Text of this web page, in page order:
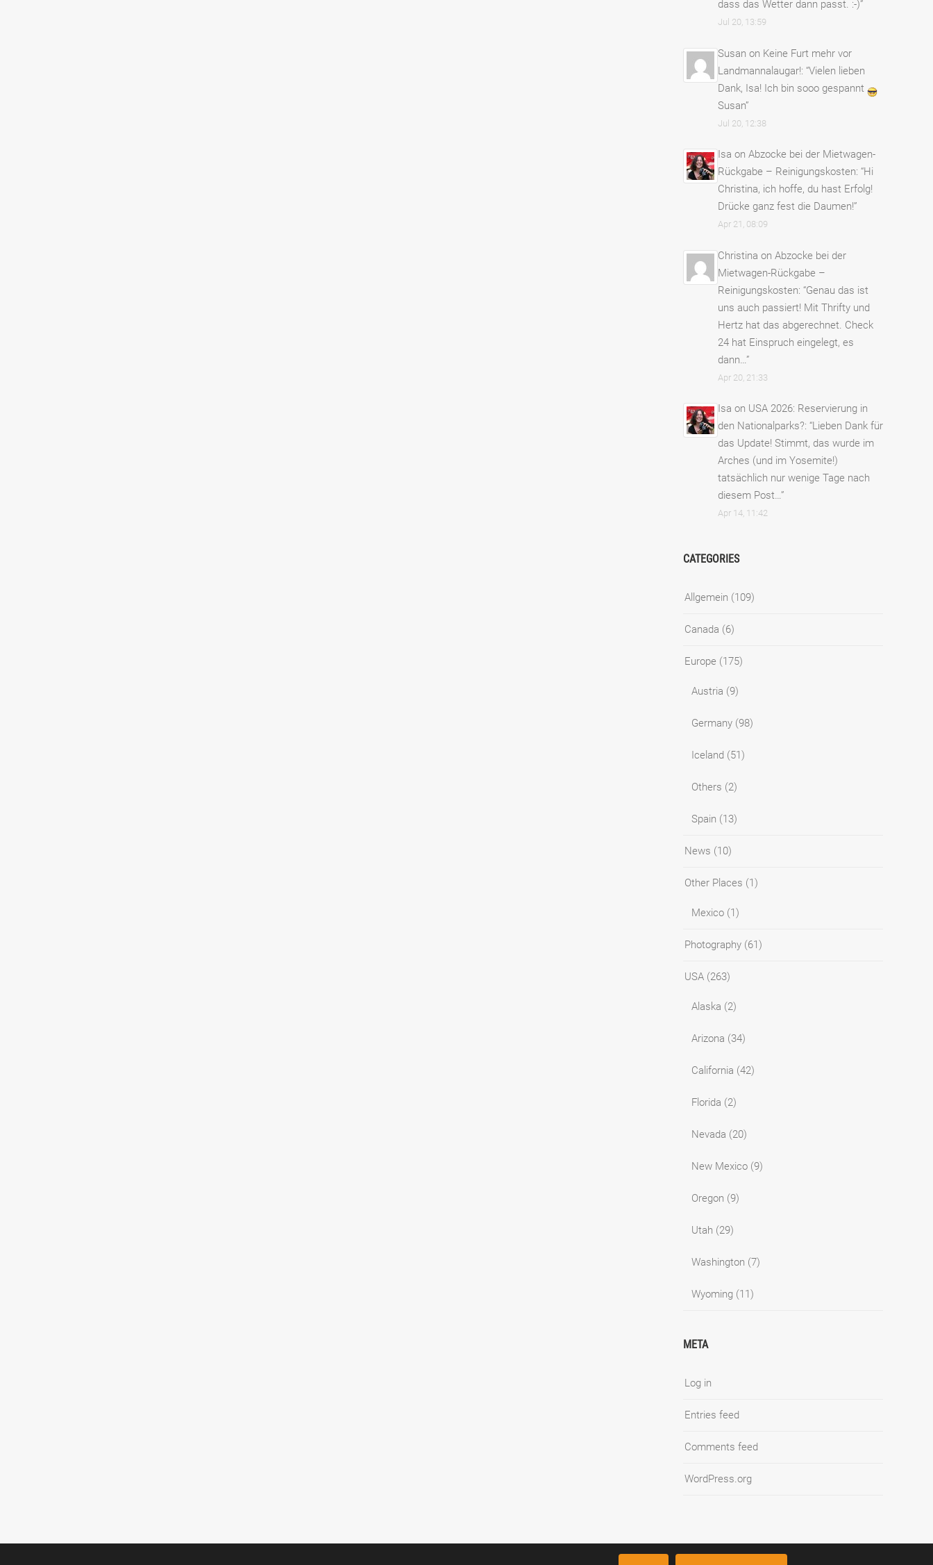
dass das Wetter dann passt. :-)”
Jul 20, 13:59
Susan on Keine Furt mehr vor
Landmannalaugar!: “Vielen lieben
Dank, Isa! Ich bin sooo gespannt
Susan”
Jul 20, 12:38
Isa on Abzocke bei der Mietwagen-
Rückgabe – Reinigungskosten: “Hi
Christina, ich hoffe, du hast Erfolg!
Drücke ganz fest die Daumen!”
Apr 21, 08:09
Christina on Abzocke bei der
Mietwagen-Rückgabe –
Reinigungskosten: “Genau das ist
uns auch passiert! Mit Thrifty und
Hertz hat das abgerechnet. Check
24 hat Einspruch eingelegt, es
dann…”
Apr 20, 21:33
Isa on USA 2026: Reservierung in
den Nationalparks?: “Lieben Dank für
das Update! Stimmt, das wurde im
Arches (und im Yosemite!)
tatsächlich nur wenige Tage nach
diesem Post…”
Apr 14, 11:42
CATEGORIES
Allgemein (109)
Canada (6)
Europe (175)
Austria (9)
Germany (98)
Iceland (51)
Others (2)
Spain (13)
News (10)
Other Places (1)
Mexico (1)
Photography (61)
USA (263)
Alaska (2)
Arizona (34)
California (42)
Florida (2)
Nevada (20)
New Mexico (9)
Oregon (9)
Utah (29)
Washington (7)
Wyoming (11)
META
Log in
Entries feed
Comments feed
WordPress.org